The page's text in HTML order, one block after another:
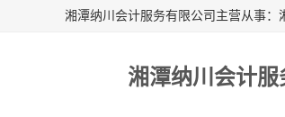
湘潭纳川会计服